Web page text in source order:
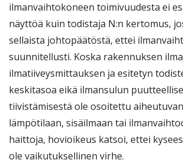
ilmanvaihtokoneen toimivuudesta ei
näyttöä kuin todistaja N:n kertomus,
sellaista johtopäätöstä, ettei
suunnitellusti. Koska rakennuksen
ilmatiiveysmittauksen ja esitetyn
keskitasoa eikä ilmansulun
tiivistämisestä ole osoitettu
lämpötilaan, sisäilmaan tai
haittoja, hovioikeus katsoi, ettei
ole vaikutuksellinen virhe.